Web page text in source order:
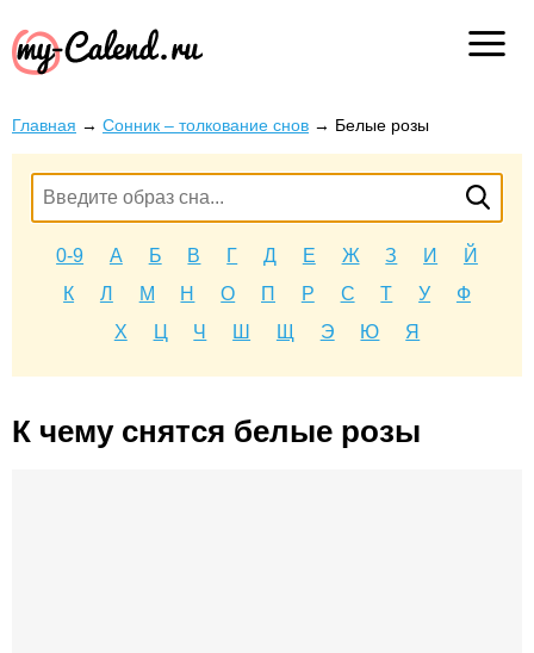
Главная → Сонник – толкование снов → Белые розы
0-9 А Б В Г Д Е Ж З И
Й
К
Л М Н О П Р С Т У
Ф
Х
Ц Ч Ш Щ Э Ю Я
К чему снятся белые розы